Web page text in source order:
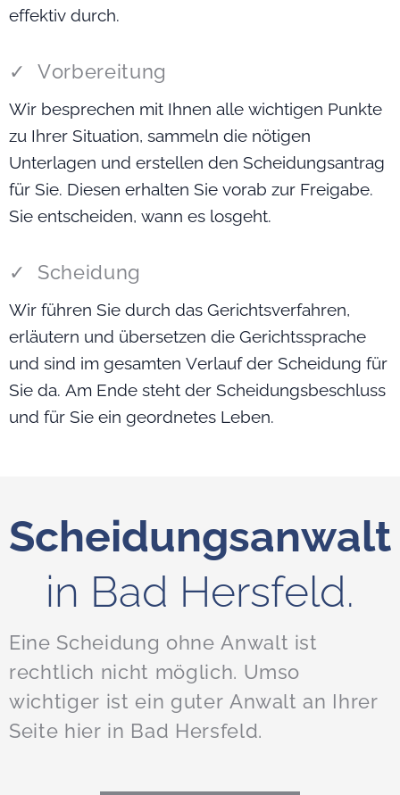
effektiv durch.
✓ Vorbereitung
Wir besprechen mit Ihnen alle wichtigen Punkte
zu Ihrer Situation, sammeln die nötigen
Unterlagen und erstellen den Scheidungsantrag
für Sie. Diesen erhalten Sie vorab zur Freigabe.
Sie entscheiden, wann es losgeht.
✓ Scheidung
Wir führen Sie durch das Gerichtsverfahren,
erläutern und übersetzen die Gerichtssprache
und sind im gesamten Verlauf der Scheidung für
Sie da. Am Ende steht der Scheidungsbeschluss
und für Sie ein geordnetes Leben.
Scheidungsanwalt
in Bad Hersfeld.
Eine Scheidung ohne Anwalt ist
rechtlich nicht möglich. Umso
wichtiger ist ein guter Anwalt an Ihrer
Seite hier in Bad Hersfeld.